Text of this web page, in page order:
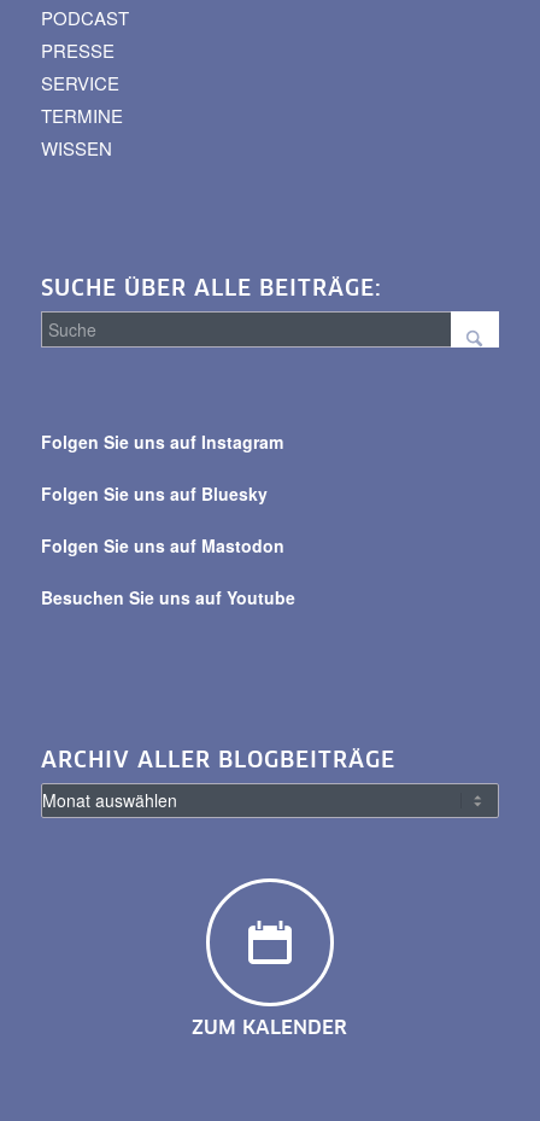
PODCAST
PRESSE
SERVICE
TERMINE
WISSEN
SUCHE ÜBER ALLE BEITRÄGE:
alle
Folgen Sie uns auf Instagram
Folgen Sie uns auf Bluesky
Folgen Sie uns auf Mastodon
Besuchen Sie uns auf Youtube
ARCHIV ALLER BLOGBEITRÄGE
ZUM KALENDER